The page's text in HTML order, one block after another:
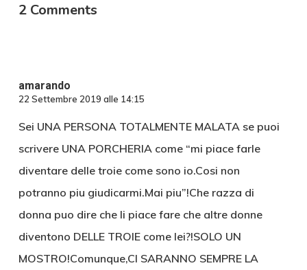
2 Comments
amarando
22 Settembre 2019 alle 14:15
Sei UNA PERSONA TOTALMENTE MALATA se puoi
scrivere UNA PORCHERIA come “mi piace farle
diventare delle troie come sono io.Cosi non
potranno piu giudicarmi.Mai piu”!Che razza di
donna puo dire che li piace fare che altre donne
diventono DELLE TROIE come lei?!SOLO UN
MOSTRO!Comunque,CI SARANNO SEMPRE LA